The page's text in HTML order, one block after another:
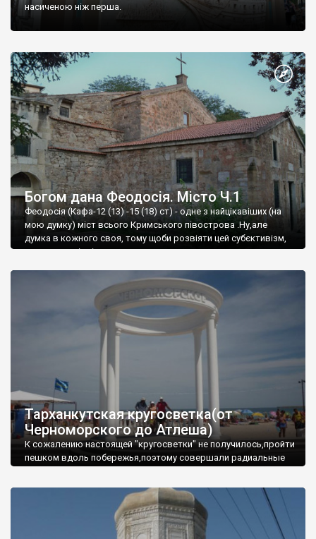
насиченою ніж перша.
Богом дана Феодосія. Місто Ч.1
Феодосія (Кафа-12 (13) -15 (18) ст) - одне з найцікавіших (на
мою думку) міст всього Кримського півострова .Ну,але
думка в кожного своя, тому щоби розвіяти цей субєктивізм,
запрошую відвідати це
Тарханкутская кругосветка(от
Черноморского до Атлеша)
К сожалению настоящей "кругосветки" не получилось,пройти
пешком вдоль побережья,поэтому совершали радиальные